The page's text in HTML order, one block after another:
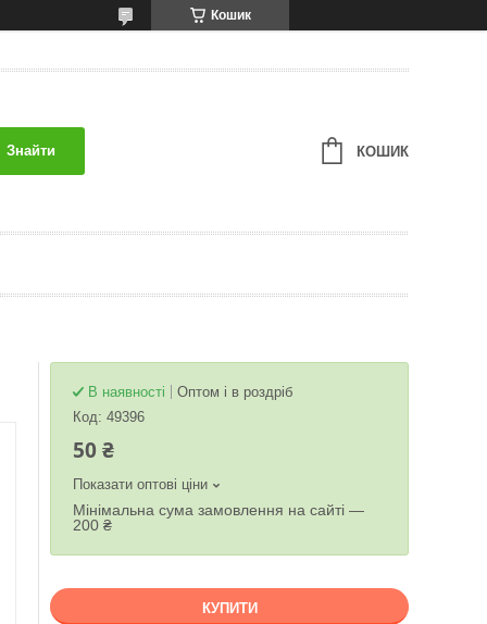
Кошик
Знайти КОШИК
В наявності
Оптом і в роздріб
Код: 49396
50 ₴
Показати оптові ціни
Мінімальна сума замовлення на сайті —
200 ₴
КУПИТИ